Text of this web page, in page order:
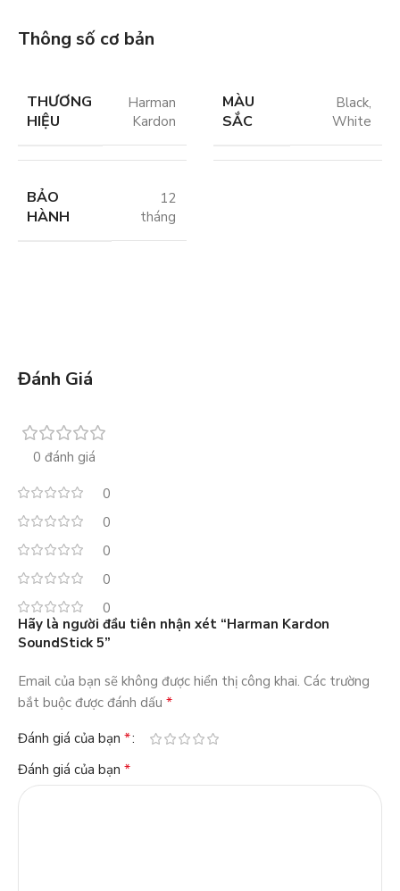
Thông số cơ bản
THƯƠNG
HIỆU
Harman
Kardon
MÀU
SẮC
Black,
White
BẢO
HÀNH
12
tháng
Đánh Giá
0 đánh giá
0
0
0
0
0
Hãy là người đầu tiên nhận xét “Harman Kardon
SoundStick 5”
Email của bạn sẽ không được hiển thị công khai. Các trường
bắt buộc được đánh dấu *
Đánh giá của bạn *
Đánh giá của bạn *